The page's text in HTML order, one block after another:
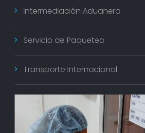
Intermediación Aduanera
Servicio de Paqueteo
Transporte Internacional